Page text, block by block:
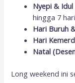
Nyepi &
hingga 7 hari
Hari Buruh
Hari
Natal
Long weekend ini